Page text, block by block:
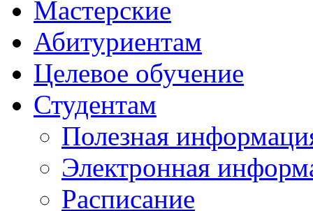
Мастерские
Абитуриентам
Целевое обучение
Студентам
Полезная
Электронная
Расписание